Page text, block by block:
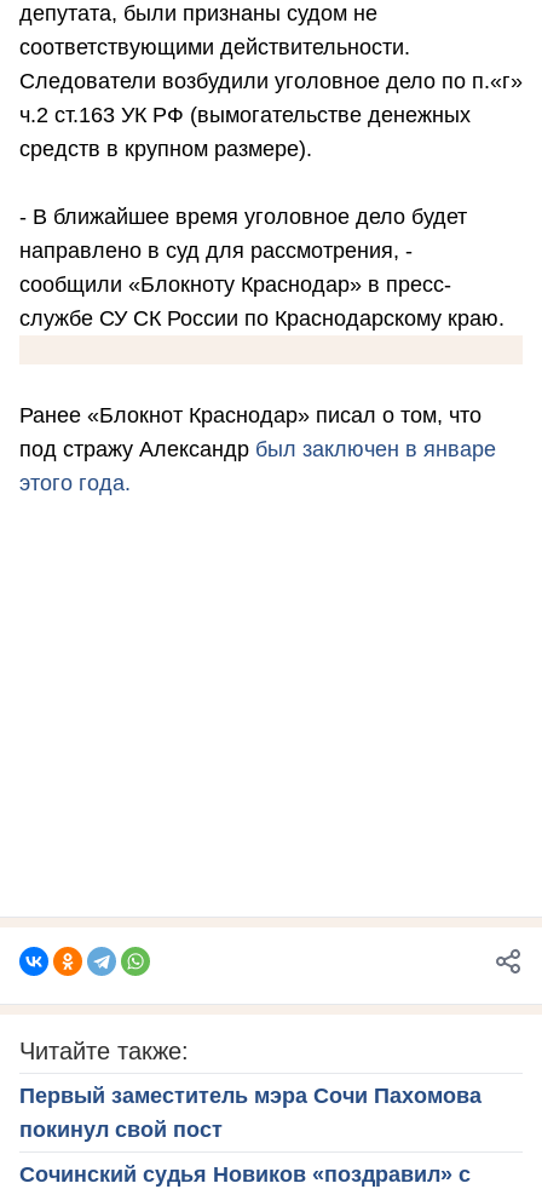
депутата, были признаны судом не
соответствующими действительности.
Следователи возбудили уголовное дело по п.«г»
ч.2 ст.163 УК РФ (вымогательстве денежных
средств в крупном размере).
- В ближайшее время уголовное дело будет
направлено в суд для рассмотрения, -
сообщили «Блокноту Краснодар» в пресс-
службе СУ СК России по Краснодарскому краю.
Ранее «Блокнот Краснодар» писал о том, что
под стражу Александр был заключен в январе
этого года.
Читайте также:
Первый заместитель мэра Сочи Пахомова
покинул свой пост
Сочинский судья Новиков «поздравил» с